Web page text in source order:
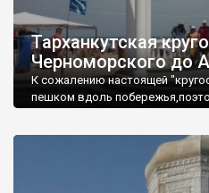
Тарханкутская
Черноморского до
К сожалению настоящей
пешком вдоль